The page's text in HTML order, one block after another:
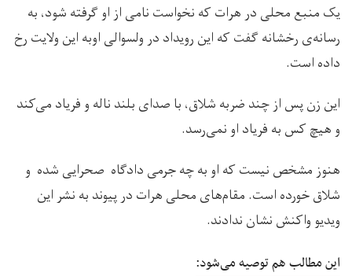
یک منبع محلی در هرات که نخواست نامی از او گرفته شود، به
رسانه‌ی رخشانه گفت که این رویداد در ولسوالی اوبه این ولایت رخ
داده است.
این زن پس از چند ضربه شلاق، با صدای بلند ناله و فریاد می‌کند
و هیچ کس به فریاد او نمی‌رسد.
هنوز مشخص نیست که او به چه جرمی دادگاه صحرایی شده و
شلاق خورده است. مقام‌های محلی هرات در پیوند به نشر این
ویدیو واکنش نشان ندادند.
این مطالب هم توصیه می‌شود: